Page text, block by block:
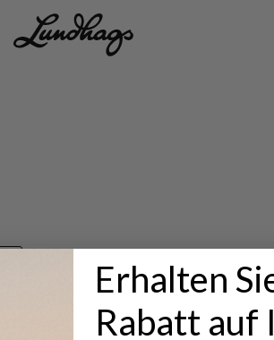
Erhalten
Rabatt auf